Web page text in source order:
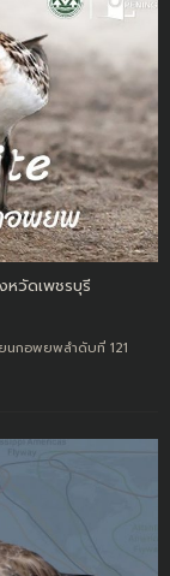
หวัดเพชรบุรี
นกอพยพลำดับที่ 121